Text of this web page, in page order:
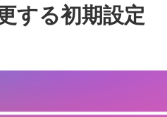
する初期設定